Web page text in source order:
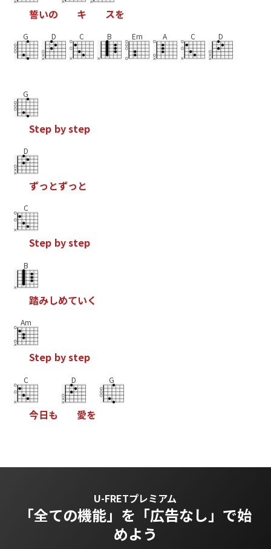
誓いの キ スを
G D C B Em A C D
G
Step bystep
D
ずっ とずっ と
C
Step bystep
B
踏みしめていく
Am
Step bystep
C
今日も
D
愛を
G
U-FRETプレミアム
「全ての機能」を 「広告なし」で始
めよう